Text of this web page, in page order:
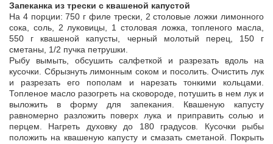
Запеканка из трески с квашеной капустой
На 4 порции: 750 г филе трески, 2 столовые ложки лимонного
сока, соль, 2 луковицы, 1 столовая ложка, топленого масла,
550 г квашеной капусты, черный молотый перец, 150 г
сметаны, 1/2 пучка петрушки.
Рыбу вымыть, обсушить салфеткой и разрезать вдоль на
кусочки. Сбрызнуть лимонным соком и посолить. Очистить лук
и разрезать его пополам и нарезать тонкими кольцами.
Топленое масло разогреть на сковороде, потушить в нем лук и
выложить в форму для запекания. Квашеную капусту
равномерно разложить поверх лука и приправить солью и
перцем. Нагреть духовку до 180 градусов. Кусочки рыбы
положить на квашеную капусту и смазать сметаной. Покрыть